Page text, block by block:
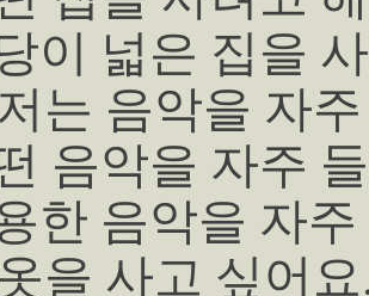
이 넓은 집을
는 음악을 자
음악을 자주
한 음악을 자
을 사고 싶어